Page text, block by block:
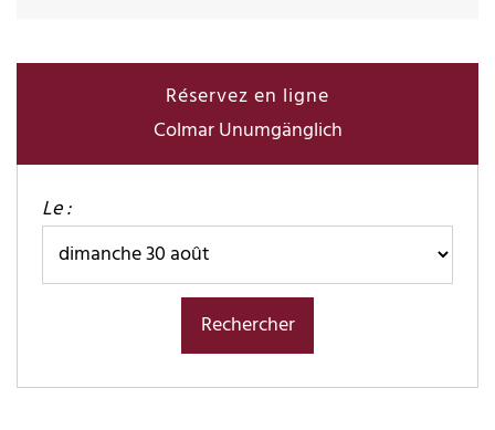
Réservez en ligne
Colmar Unumgänglich
Le :